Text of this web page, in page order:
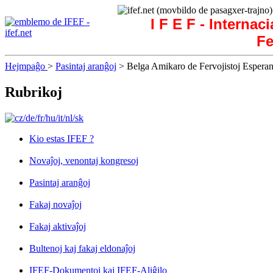
I F E F -
Hejmpaĝo > Pasintaj aranĝoj > Belga Amikaro de Fervojistoj
Rubrikoj
Kio estas IFEF ?
Novaĵoj, venontaj kongresoj
Pasintaj aranĝoj
Fakaj novaĵoj
Fakaj aktivaĵoj
Bultenoj kaj fakaj eldonaĵoj
IFEF-Dokumentoj kaj IFEF-Aliĝilo